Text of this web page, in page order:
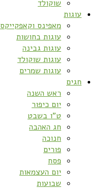
שוקולד
עוגות
מאפינס וקאפקייקס
עוגות בחושות
עוגות גבינה
עוגות שוקולד
עוגות שמרים
חגים
ראש השנה
יום כיפור
ט”ו בשבט
חג האהבה
חנוכה
פורים
פסח
יום העצמאות
שבועות